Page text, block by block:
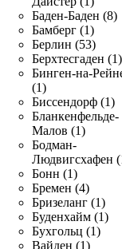
Баден-Баден (8)
Бамберг (1)
Берлин (53)
Берхтесгаден (1)
Бинген-на-
(1)
Биссендорф (1)
Бланкенфельде-
Малов (1)
Бодман-
Людвигсхафен
Бонн (1)
Бремен (4)
Бризеланг (1)
Буденхайм (1)
Бухгольц (1)
Вайден (1)